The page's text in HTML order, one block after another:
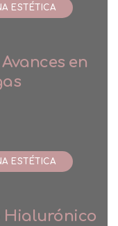
ESTÉTICA
en
ESTÉTICA
Hialurónico